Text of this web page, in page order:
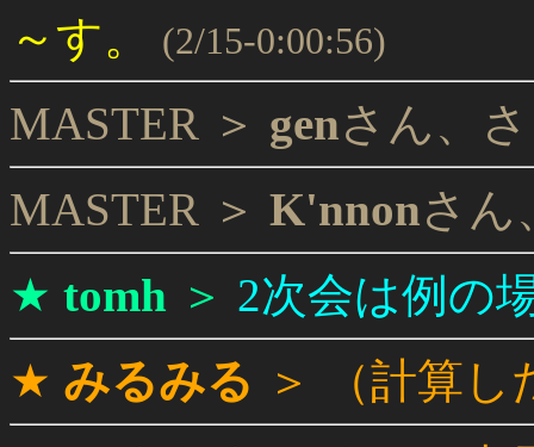
～す。
(2/15-0:00:56)
MASTER ＞ genさん、
MASTER ＞ K'nnonさん
★ tomh ＞ 2次会は例の
★ みるみる ＞
（計算し